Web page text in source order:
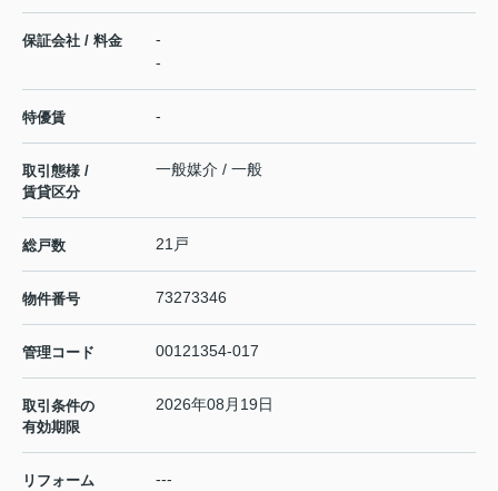
保証会社 / 料金
-
-
特優賃 -
取引態様 /
賃貸区分
一般媒介 / 一般
総戸数 21戸
物件番号 73273346
管理コード 00121354-017
取引条件の
有効期限
2026年08月19日
リフォーム ---